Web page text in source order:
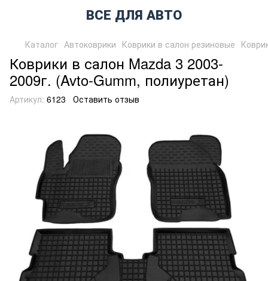
ВСЕ ДЛЯ АВТО
Каталог Автоковрики Коврики в салон резиновые
Коврики в салон Mazda 3 2003-
2009г. (Avto-Gumm, полиуретан)
Артикул: 6123 Оставить отзыв